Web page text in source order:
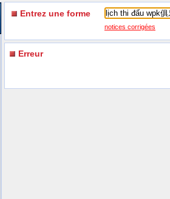
Entrez une forme
notices corrigées
Erreur